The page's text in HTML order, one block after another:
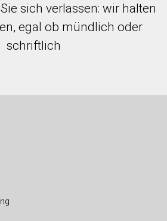
sich verlassen: wir halten
, egal ob mündlich oder
schriftlich